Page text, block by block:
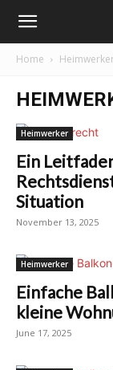
Home
Heimwerker
Ein
Situation
November 13, 2025
Heimwerker
Einfache
kleine
June 17, 2025